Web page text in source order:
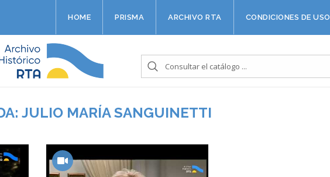
HOME PRISMA ARCHIVO RTA CONDICIONES DE USO
JULIO MARÍA SANGUINETTI